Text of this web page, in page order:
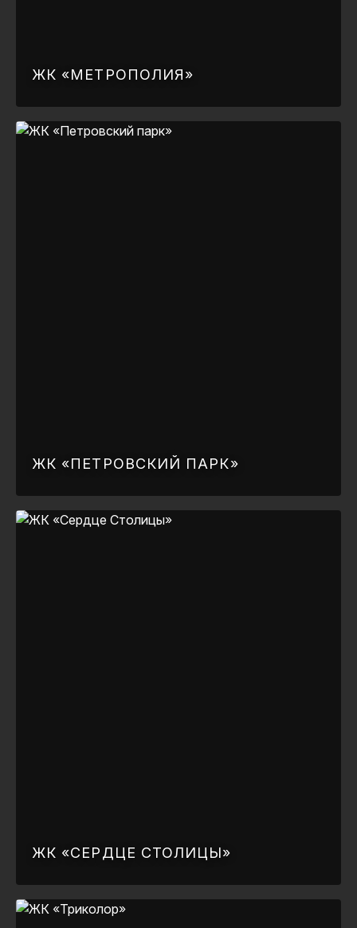
ЖК «МЕТРОПОЛИЯ»
ЖК «ПЕТРОВСКИЙ ПАРК»
ЖК «СЕРДЦЕ СТОЛИЦЫ»